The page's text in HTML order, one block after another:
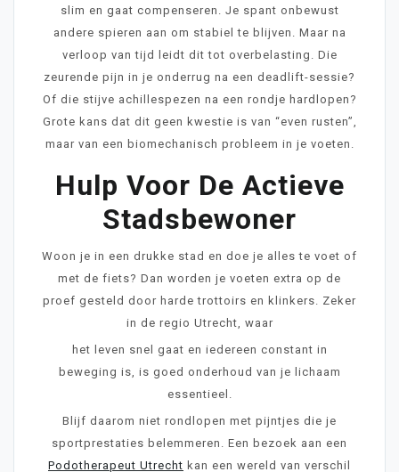
slim en gaat compenseren. Je spant onbewust
andere spieren aan om stabiel te blijven. Maar na
verloop van tijd leidt dit tot overbelasting. Die
zeurende pijn in je onderrug na een deadlift-sessie?
Of die stijve achillespezen na een rondje hardlopen?
Grote kans dat dit geen kwestie is van “even rusten”,
maar van een biomechanisch probleem in je voeten.
Hulp Voor De Actieve
Stadsbewoner
Woon je in een drukke stad en doe je alles te voet of
met de fiets? Dan worden je voeten extra op de
proef gesteld door harde trottoirs en klinkers. Zeker
in de regio Utrecht, waar
het leven snel gaat en iedereen constant in
beweging is, is goed onderhoud van je lichaam
essentieel.
Blijf daarom niet rondlopen met pijntjes die je
sportprestaties belemmeren. Een bezoek aan een
Podotherapeut Utrecht kan een wereld van verschil